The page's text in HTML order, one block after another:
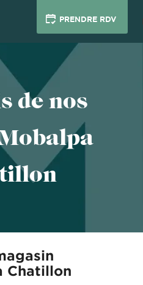
PRENDRE RDV
de nos
Chatillon